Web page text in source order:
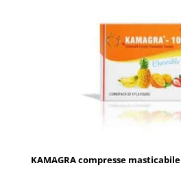
KAMAGRA compresse masticabile